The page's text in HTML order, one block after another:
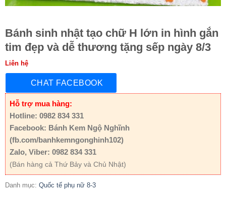
Bánh sinh nhật tạo chữ H lớn in hình gắn
tim đẹp và dễ thương tặng sếp ngày 8/3
Liên hệ
CHAT FACEBOOK
Hỗ trợ mua hàng:
Hotline: 0982 834 331
Facebook: Bánh Kem Ngộ Nghĩnh
(fb.com/banhkemngonghinh102)
Zalo, Viber: 0982 834 331
(Bán hàng cả Thứ Bảy và Chủ Nhật)
Danh mục: Quốc tế phụ nữ 8-3